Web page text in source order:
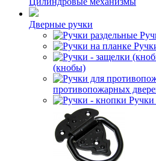
Дверные ручки
(кнобы)
противопожарных